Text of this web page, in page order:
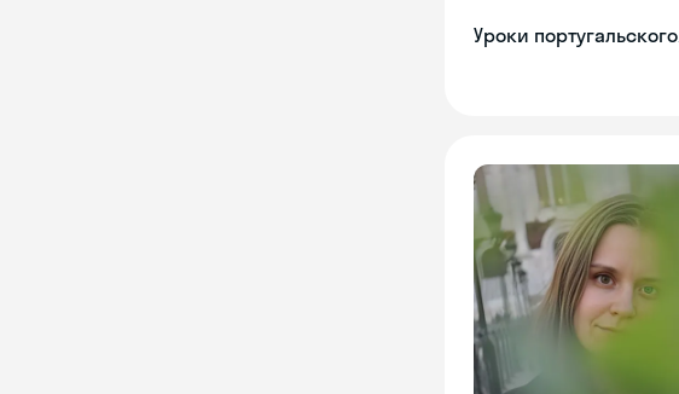
Уроки португальского